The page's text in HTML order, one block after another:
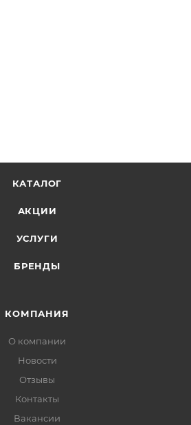
КАТАЛОГ
АКЦИИ
УСЛУГИ
БРЕНДЫ
КОМПАНИЯ
О компании
Новости
Отзывы
Контакты
Вакансии